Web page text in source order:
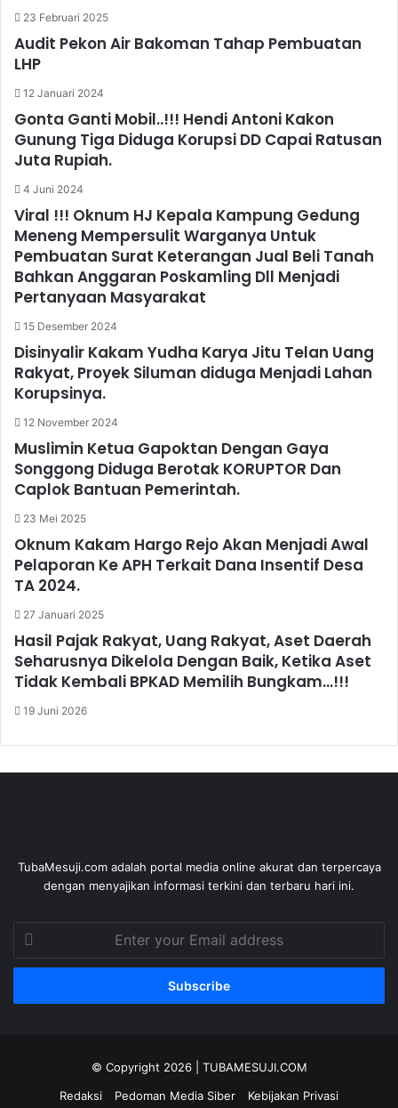
23 Februari 2025
Audit Pekon Air Bakoman Tahap Pembuatan
LHP
12 Januari 2024
Gonta Ganti Mobil..!!! Hendi Antoni Kakon
Gunung Tiga Diduga Korupsi DD Capai Ratusan
Juta Rupiah.
4 Juni 2024
Viral !!! Oknum HJ Kepala Kampung Gedung
Meneng Mempersulit Warganya Untuk
Pembuatan Surat Keterangan Jual Beli Tanah
Bahkan Anggaran Poskamling Dll Menjadi
Pertanyaan Masyarakat
15 Desember 2024
Disinyalir Kakam Yudha Karya Jitu Telan Uang
Rakyat, Proyek Siluman diduga Menjadi Lahan
Korupsinya.
12 November 2024
Muslimin Ketua Gapoktan Dengan Gaya
Songgong Diduga Berotak KORUPTOR Dan
Caplok Bantuan Pemerintah.
23 Mei 2025
Oknum Kakam Hargo Rejo Akan Menjadi Awal
Pelaporan Ke APH Terkait Dana Insentif Desa
TA 2024.
27 Januari 2025
Hasil Pajak Rakyat, Uang Rakyat, Aset Daerah
Seharusnya Dikelola Dengan Baik, Ketika Aset
Tidak Kembali BPKAD Memilih Bungkam…!!!
19 Juni 2026
TubaMesuji.com adalah portal media online akurat dan terpercaya
dengan menyajikan informasi terkini dan terbaru hari ini.
your
Email
© Copyright 2026 | TUBAMESUJI.COM
Redaksi
Pedoman Media Siber Kebijakan Privasi